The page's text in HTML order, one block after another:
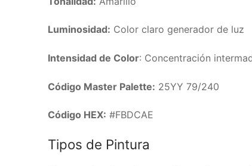
Luminosidad: Color claro generador de luz
Intensidad de Color: Concentración
Código Master Palette: 25YY 79/240
Código HEX: #FBDCAE
Tipos de Pintura